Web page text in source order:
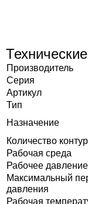
Производитель
Серия
Артикул
Тип
Назначение
Количество
Рабочая среда
Рабочее давление
Максимальный
давления
Рабочая